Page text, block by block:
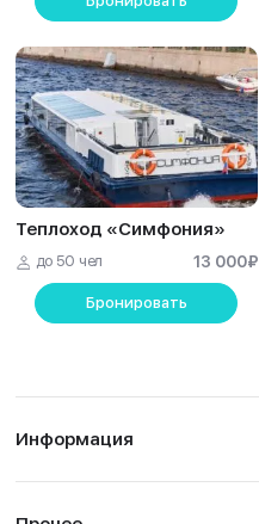
Теплоход «Симфония»
до 50 чел 13 000₽
Бронировать
Информация